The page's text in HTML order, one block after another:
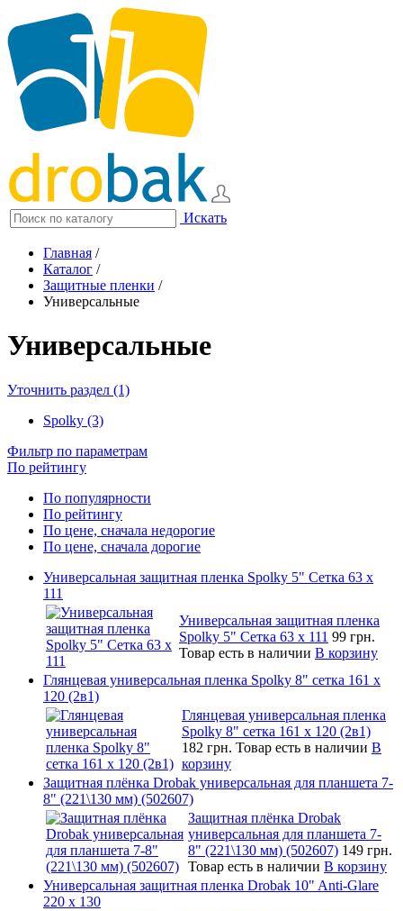
Искать
Главная /
Каталог /
Защитные пленки /
Универсальные
Универсальные
Уточнить раздел (1)
Spolky (3)
Фильтр по параметрам
По рейтингу
По популярности
По рейтингу
По цене, сначала недорогие
По цене, сначала дорогие
Универсальная защитная пленка Spolky 5" Сетка 63 x
111
Универсальная защитная пленка
Spolky 5" Сетка 63 x 111 99 грн.
Товар есть в наличии В корзину
Глянцевая универсальная пленка Spolky 8" сетка 161 х
120 (2в1)
Глянцевая универсальная пленка
Spolky 8" сетка 161 х 120 (2в1)
182 грн. Товар есть в наличии В
корзину
Защитная плёнка Drobak универсальная для планшета 7-
8" (221\130 мм) (502607)
Защитная плёнка Drobak
универсальная для планшета 7-
8" (221\130 мм) (502607) 149 грн.
Товар есть в наличии В корзину
Универсальная защитная пленка Drobak 10" Anti-Glare
220 x 130